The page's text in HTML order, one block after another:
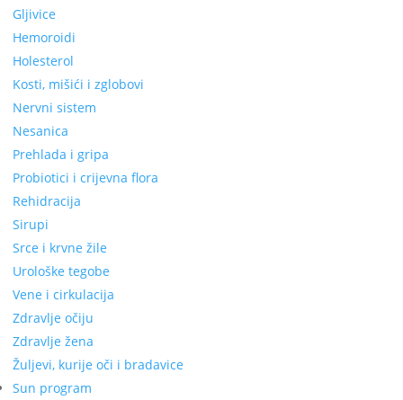
Gljivice
Hemoroidi
Holesterol
Kosti, mišići i zglobovi
Nervni sistem
Nesanica
Prehlada i gripa
Probiotici i crijevna flora
Rehidracija
Sirupi
Srce i krvne žile
Urološke tegobe
Vene i cirkulacija
Zdravlje očiju
Zdravlje žena
Žuljevi, kurije oči i bradavice
Sun program